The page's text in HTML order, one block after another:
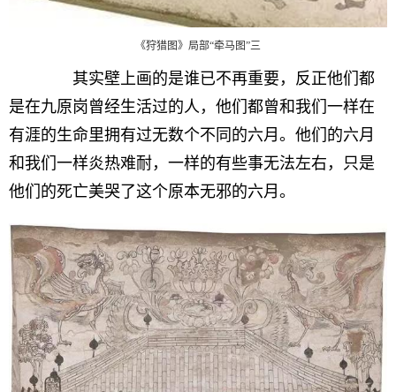
《狩猎图》局部“牵马图”三
其实壁上画的是谁已不再重要，反正他们都
是在九原岗曾经生活过的人，他们都曾和我们一样在
有涯的生命里拥有过无数个不同的六月。他们的六月
和我们一样炎热难耐，一样的有些事无法左右，只是
他们的死亡美哭了这个原本无邪的六月。